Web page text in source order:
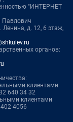
"ИНТЕРНЕТ
Павлович
Ленина, д. 12, 6 этаж,
органов:
клиентами
640 34 32
клиентами
4056